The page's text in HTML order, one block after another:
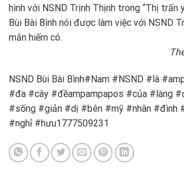
hình với NSND Trịnh Thịnh trong “Thị trấn
Bùi Bài Bình nói được làm việc với NSND
mắn hiếm có.
NSND Bùi Bài Bình#Nam #NSND #là
#đa #cây #đềampampapos #của #làng
#sống #giản #dị #bên #mỹ #nhân #đình
#nghỉ #hưu1777509231